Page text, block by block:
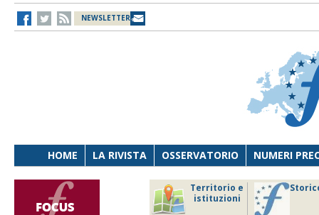
NEWSLETTER
HOME LA RIVISTA OSSERVATORIO NUMERI
Territorio e
istituzioni